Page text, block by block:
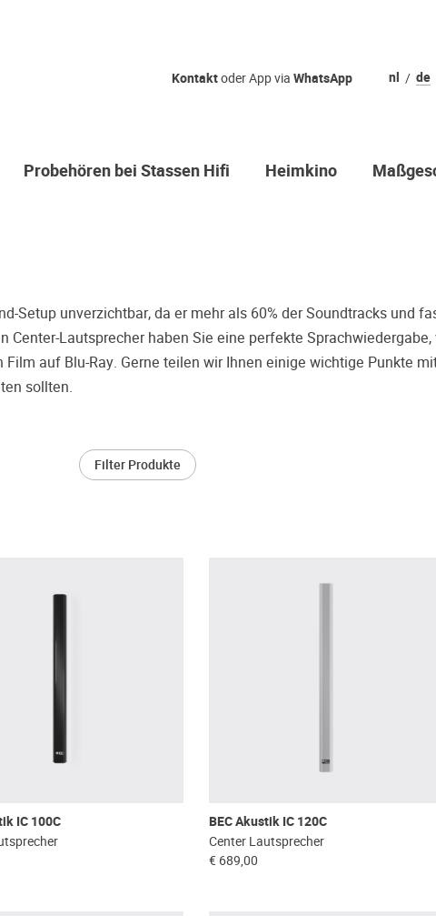
treffen.
bieten wir Ihnen die Möglichkeit, Ihr(e)
Zeitdruck in unserem Palazzo Hörschloss
Sie diese Möglichkeit!
nl de
Kontaktoder App via WhatsApp
Probehören bei Stassen Hifi Heimkino
Setup unverzichtbar, da er mehr als 60% der Soundtracks und
Lautsprecher haben Sie eine perfekte Sprachwiedergabe,
auf Blu-Ray. Gerne teilen wir Ihnen einige wichtige Punkte
sollten.
Filter Produkte
IC 100C BEC Akustik IC 120C
Center Lautsprecher
€ 689,00